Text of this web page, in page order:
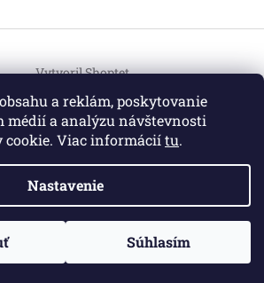
a reklám, poskytovanie
médií a analýzu návštevnosti
cookie. Viac informáciítu.
Nastavenie
Súhlasím
BUDÚ VAŠE OBJEDNÁVKY
Vytvoril Shoptet
Elektro. Všetky práva vyhradené.
nastavenie cookies
Informácie pre vás
| Kontakt|Obchodné
podmienky|GDPR